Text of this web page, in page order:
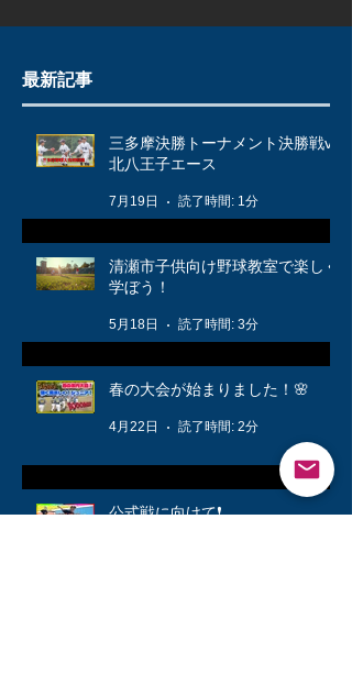
最新記事
三多摩決勝トーナメント決勝戦vs
北八王子エース
7月19日 読了時間: 1分
清瀬市子供向け野球教室で楽しく
学ぼう！
5月18日 読了時間: 3分
春の大会が始まりました！🌸
4月22日 読了時間: 2分
公式戦に向けて❗️